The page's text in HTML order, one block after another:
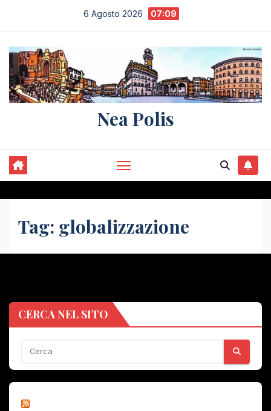
contenuto
6 Agosto 2026 07:09
Nea Polis
Tag: globalizzazione
CERCA NEL SITO